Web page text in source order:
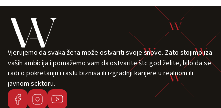
Vjerujemo da svaka žena može ostvariti svoje snove. Zato stojimo iza
vaših ambicija i pomažemo vam da ostvarite što god želite, bilo da se
radi o pokretanju i rastu biznisa ili izgradnji karijere u realnom ili
javnom sektoru.